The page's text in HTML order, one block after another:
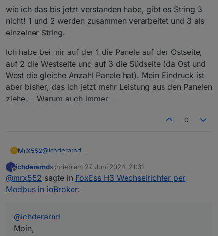
stecken, Modbusadapter installieren, den USB-Port
auswählen, Device ID 247 setzen und die
Holdingregister anlegen.
Jetzt muss ich nur noch sehen, wo ich die Daten
für String 3 und folgende herbekomme. Werde die
Doku beim Hersteller anfragen.
wie ich das bis jetzt verstanden habe, gibt es String 3
nicht! 1 und 2 werden zusammen verarbeitet und 3 als
einzelner String.
Ich habe bei mir auf der 1 die Panele auf der Ostseite,
auf 2 die Westseite und auf 3 die Südseite (da Ost und
West die gleiche Anzahl Panele hat). Mein Eindruck ist
aber bisher, das ich jetzt mehr Leistung aus den Panelen
ziehe…. Warum auch immer…
0
M MrX552@ichderarnd
wie ich das bis jetzt verstanden habe, gibt es String 3
nicht! 1 und 2 werden zusammen verarbeitet und 3 als
einzelner String.
Ich habe bei mir auf der 1 die Panele auf der Ostseite,
Eindruck ist aber bisher, das ich jetzt mehr Leistung
I
Offline
ichderarndschrieb am 27. Juni 2024, 21:31
zuletzt editiert von
@mrx552 sagte in FoxEss H3 Wechselrichter per
Modbus in ioBroker:
@ichderarnd
Moin,